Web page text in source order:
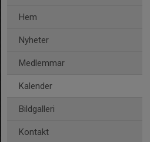
Hem
Nyheter
Medlemmar
Kalender
Bildgalleri
Kontakt